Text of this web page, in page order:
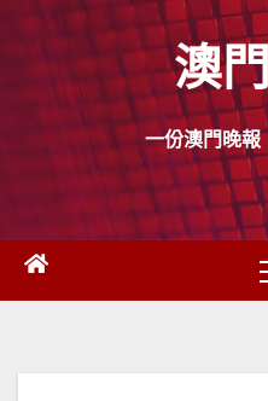
Skip
content
澳
一份澳門晚